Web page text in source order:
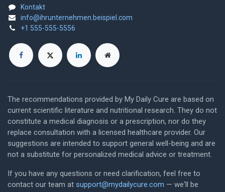
Kontakt
info@ihrunternehmen.beispiel.com
+1 555-555-5556
The recommendations provided by My Daily Cure are based on
current scientific literature and nutritional research. They do not
constitute a medical diagnosis or a prescription, nor do they
replace consultation with a licensed healthcare provider. Our
suggestions are intended to support general well-being and are
not a substitute for personalized medical advice or treatment.
If you have any questions or need clarification, feel free to
contact our team at support@mydailycure.com — we'll be